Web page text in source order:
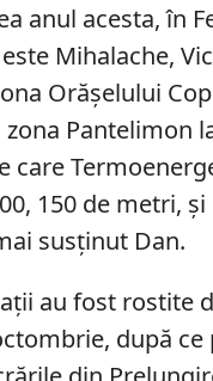
anul acesta, în
Mihalache,
Orăşelului
Pantelimon
care
150 de metri,
susținut Dan.
au fost rostite
după